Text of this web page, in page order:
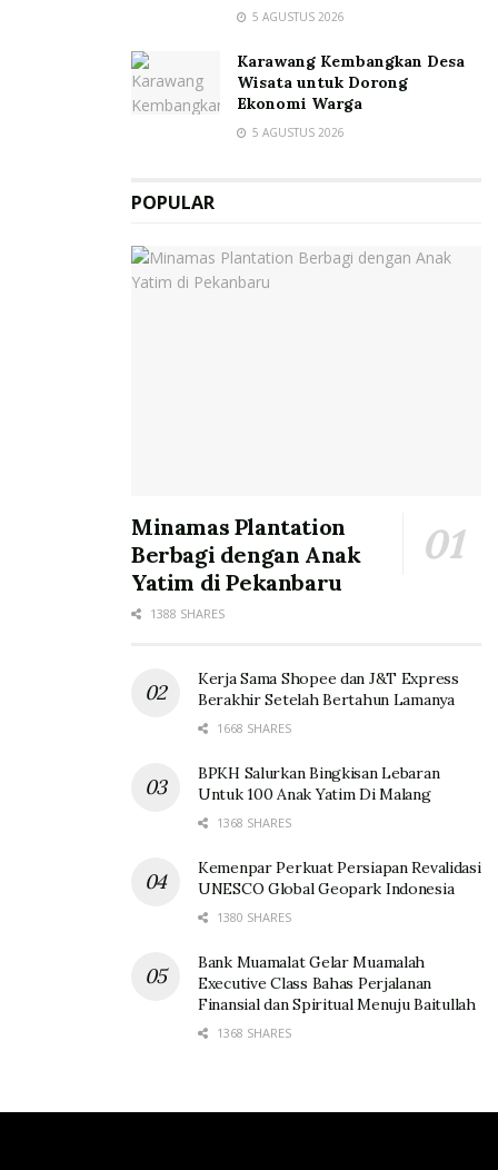
5 AGUSTUS 2026
Karawang Kembangkan Desa
Wisata untuk Dorong
Ekonomi Warga
5 AGUSTUS 2026
POPULAR
Minamas Plantation
Berbagi dengan Anak
Yatim di Pekanbaru
1388 SHARES
Kerja Sama Shopee dan J&T Express
Berakhir Setelah Bertahun Lamanya
1668 SHARES
BPKH Salurkan Bingkisan Lebaran
Untuk 100 Anak Yatim Di Malang
1368 SHARES
Kemenpar Perkuat Persiapan Revalidasi
UNESCO Global Geopark Indonesia
1380 SHARES
Bank Muamalat Gelar Muamalah
Executive Class Bahas Perjalanan
Finansial dan Spiritual Menuju Baitullah
1368 SHARES